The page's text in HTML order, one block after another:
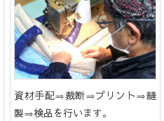
資材手配⇒裁断⇒プリント⇒縫
製⇒検品を行います。